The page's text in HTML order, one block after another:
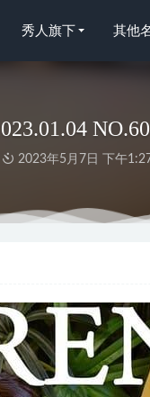
秀人旗下 其他
2023年5月7日 下午
红纱[20P2V-161M]
单曲循环 任婷婷[35P/
Angela小热巴